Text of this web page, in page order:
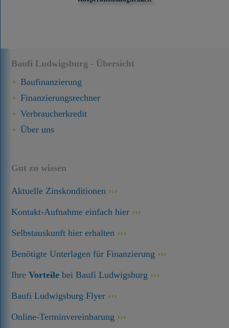
Baufi Ludwigsburg - Übersicht
Baufinanzierung
Finanzierungsrechner
Verbraucherkredit
Über uns
Gut zu wissen
Aktuelle Zinskonditionen
Kontakt-Aufnahme einfach hier
Selbstauskunft hier erhalten
Benötigte Unterlagen für Finanzierung
IhreVorteile bei Baufi Ludwigsburg
Baufi Ludwigsburg Flyer
Online-Terminvereinbarung